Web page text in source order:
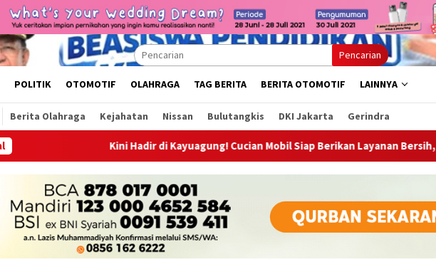
Pencarian
POLITIK OTOMOTIF OLAHRAGA TAG BERITA BERITA OTOMOTIF LAINNYA
Berita Olahraga Kejahatan Nissan Bulutangkis DKI Jakarta Gerindra
Hadir di Kayuagung! Cucian Mobil Siap Berikan Layanan Bersih, Cepat, dan Berkualitas